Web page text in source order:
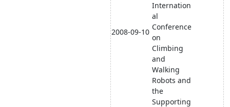
2008-09-10
Internation
al
Conference
on
Climbing
and
Walking
Robots and
the
Supporting